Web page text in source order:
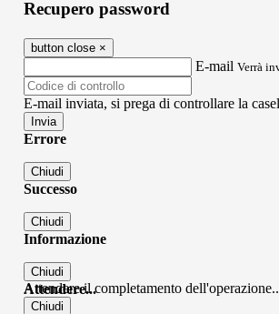
Recupero password
button close ×
E-mail Verrà
E-mail inviata, si prega di controllare la
Errore
Chiudi
Successo
Chiudi
Informazione
Chiudi
Attendere...
Attendere il completamento
Chiudi